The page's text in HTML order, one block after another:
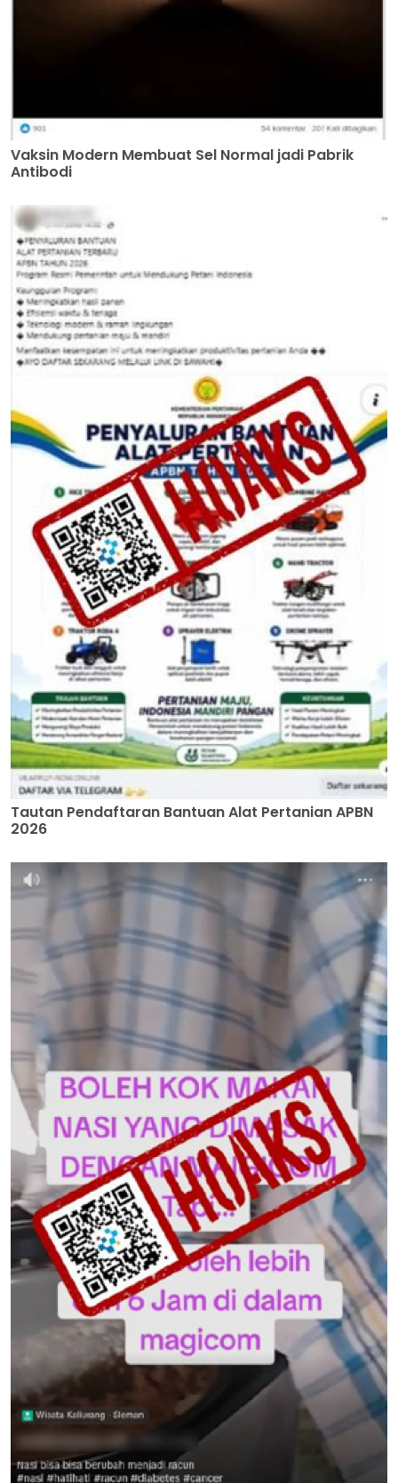
Vaksin Modern Membuat Sel Normal jadi Pabrik
Antibodi
Tautan Pendaftaran Bantuan Alat Pertanian APBN
2026